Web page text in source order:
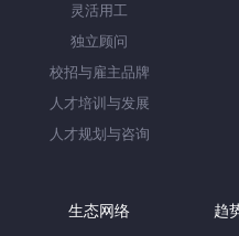
灵活用工
独立顾问
校招与雇主品牌
人才培训与发展
人才规划与咨询
生态网络 趋